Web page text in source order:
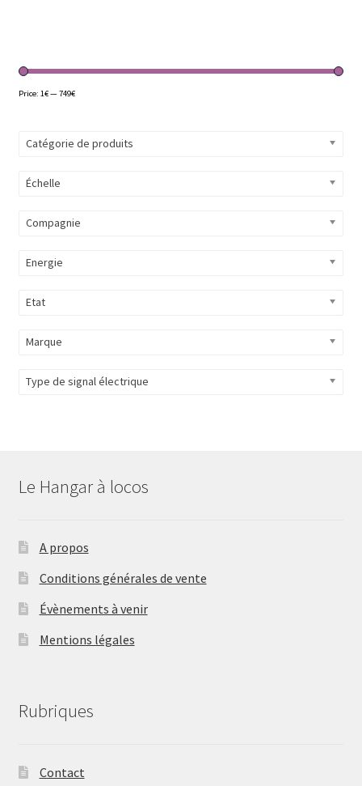
Price: 1€—749€
Catégorie de produits
Échelle
Compagnie
Energie
Etat
Marque
Type de signal électrique
Le Hangar à locos
A propos
Conditions générales de vente
Évènements à venir
Mentions légales
Rubriques
Contact